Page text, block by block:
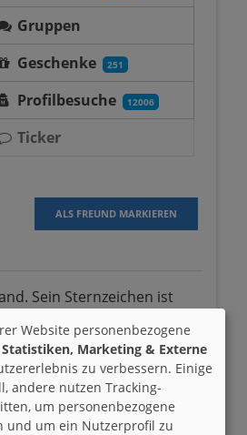
Gruppen
Geschenke 251
Profilbesuche 12006
Ticker
ALS FREUND MARKIEREN
Sein Sternzeichen ist
und sucht derzeit
Website personenbezogene
Marketing & Externe
zu verbessern. Einige
andere nutzen Tracking-
um personenbezogene
und um ein Nutzerprofil zu